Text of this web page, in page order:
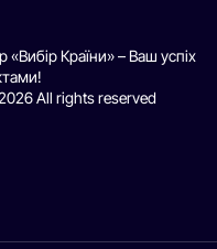
«Вибір Країни» – Ваш успіх
All rights reserved